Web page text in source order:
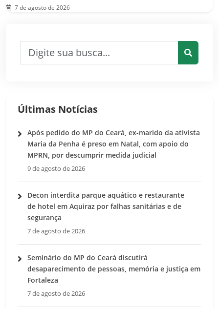
7 de agosto de 2026
Últimas Notícias
Após pedido do MP do Ceará, ex-marido da ativista
Maria da Penha é preso em Natal, com apoio do
MPRN, por descumprir medida judicial
9 de agosto de 2026
Decon interdita parque aquático e restaurante
de hotel em Aquiraz por falhas sanitárias e de
segurança
7 de agosto de 2026
Seminário do MP do Ceará discutirá
desaparecimento de pessoas, memória e justiça em
Fortaleza
7 de agosto de 2026